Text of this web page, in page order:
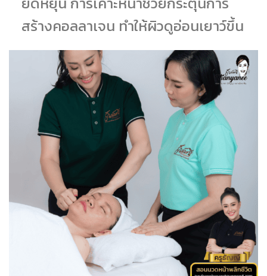
สร้างคอลลาเจน ทำให้ผิวดูอ่อนเยาว์ขึ้น